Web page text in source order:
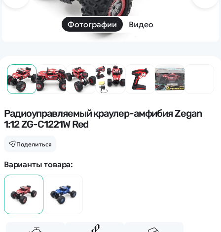
Фотографии Видео
Радиоуправляемый краулер-амфибия Zegan
1:12 ZG-C1221W Red
Поделиться
Варианты товара:
Дополнительный способ связи
WhatsApp/Мобильный
Есть вопрос? Можем связаться с вами
Заказать звонок
Каталог
Квадрокоптеры
Машинки
Информация
Оптовые продажи